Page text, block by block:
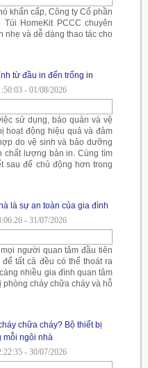
khẩn cấp, Công ty Cổ phần
HomeKit PCCC chuyên
nhẹ và dễ dàng thao tác cho
từ đầu in đến trống in
- 01/08/2026
sử dụng, bảo quản và vệ
hoạt động hiệu quả và đảm
do vệ sinh và bảo dưỡng
chất lượng bản in. Cùng tìm
sau để chủ động hơn trong
là sự an toàn của gia đình
- 31/07/2026
người quan tâm đầu tiên
tất cả đều có thể thoát ra
nhiều gia đình quan tâm
cháy chữa cháy và hỗ
chữa cháy? Bộ thiết bị
mỗi ngôi nhà
- 30/07/2026